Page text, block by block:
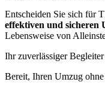
Entscheiden Sie sich für
effektiven und sicheren
Lebensweise von
Ihr zuverlässiger
Bereit, Ihren Umzug ohne